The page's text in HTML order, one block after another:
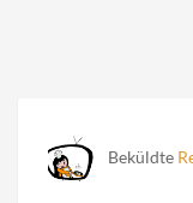
Beküldte